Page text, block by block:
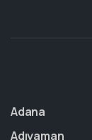
Adana
Adıyaman